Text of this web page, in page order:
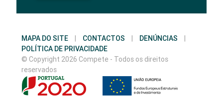
MAPA DO SITE | CONTACTOS | DENÚNCIAS
|
POLÍTICA DE PRIVACIDADE
© Copyright 2026 Compete - Todos os direitos
reservados